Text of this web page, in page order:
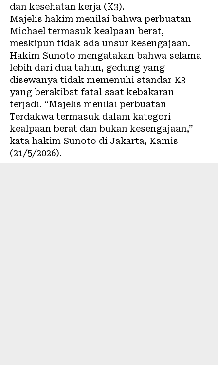
dan kesehatan kerja (K3).
Majelis hakim menilai bahwa perbuatan
Michael termasuk kealpaan berat,
meskipun tidak ada unsur kesengajaan.
Hakim Sunoto mengatakan bahwa selama
lebih dari dua tahun, gedung yang
disewanya tidak memenuhi standar K3
yang berakibat fatal saat kebakaran
terjadi. “Majelis menilai perbuatan
Terdakwa termasuk dalam kategori
kealpaan berat dan bukan kesengajaan,”
kata hakim Sunoto di Jakarta, Kamis
(21/5/2026).